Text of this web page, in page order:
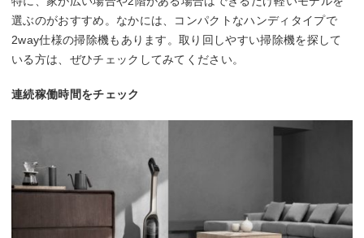
選ぶのがおすすめ。なかには、コンパクトなハンディタイプで
2way仕様の掃除機もあります。取り回しやすい掃除機を探して
いる方は、ぜひチェックしてみてください。
連続稼働時間をチェック